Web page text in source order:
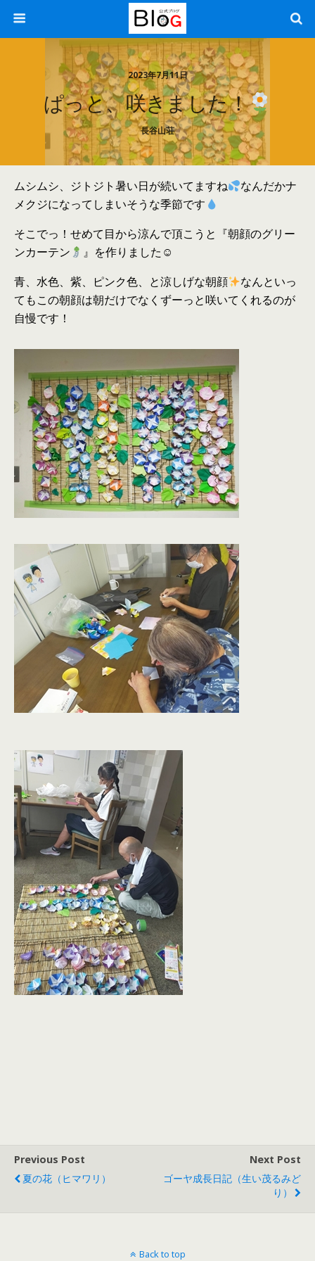
2023年7月11日
ぱっと、咲きました！
長谷山荘
ムシムシ、ジトジト暑い日が続いてますね
なんだかナ
メクジになってしまいそうな季節です
そこでっ！せめて目から涼んで頂こうと『朝顔のグリー
ンカーテン
』を作りました☺
青、水色、紫、ピンク色、と涼しげな朝顔
なんといっ
てもこの朝顔は朝だけでなくずーっと咲いてくれるのが
自慢です！
Previous Post
夏の花（ヒマワリ）
Next Post
ゴーヤ成長日記（生い茂るみど
り）
Back to top